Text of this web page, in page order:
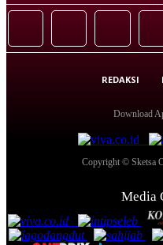
REDAKSI
Download
Copyright © Sketsa
Media